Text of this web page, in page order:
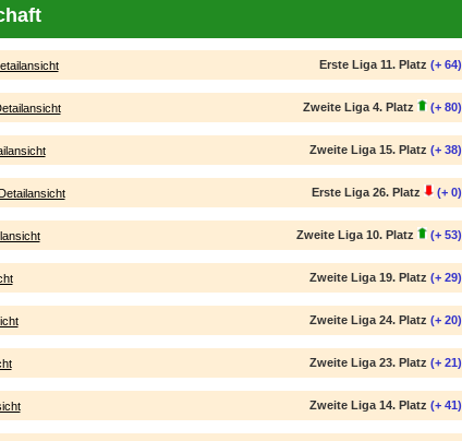
Erste Liga 11. Platz (+ 64)
Zweite Liga 4. Platz (+ 80)
Zweite Liga 15. Platz (+ 38)
Erste Liga 26. Platz (+ 0)
Zweite Liga 10. Platz (+ 53)
Zweite Liga 19. Platz (+ 29)
Zweite Liga 24. Platz (+ 20)
Zweite Liga 23. Platz (+ 21)
Zweite Liga 14. Platz (+ 41)